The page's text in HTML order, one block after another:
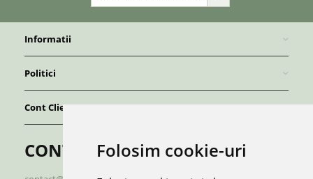
Folosim cookie-uri
Informatii
Politici
Cont Client
CONTACT